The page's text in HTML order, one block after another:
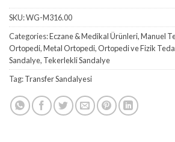
SKU:WG-M316.00
Categories:Eczane & Medikal Ürünleri,Manuel
Ortopedi,Metal Ortopedi,Ortopedi ve Fizik
Sandalye, Tekerlekli Sandalye
Tag:Transfer Sandalyesi